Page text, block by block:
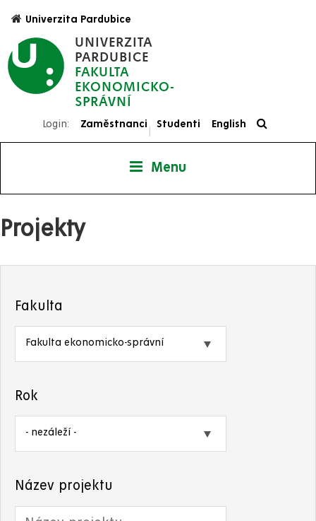
hlavnímu
obsahu
UNIVERZITA
PARDUBICE
FAKULTA
EKONOMICKO-
SPRÁVNÍ
Univerzita Pardubice
Login: Zaměstnanci
|
Studenti English
Menu
Projekty
Fakulta
Rok
Název projektu